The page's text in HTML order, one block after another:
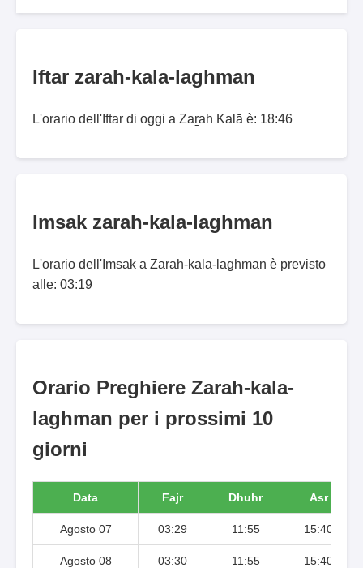
Iftar zarah-kala-laghman
L'orario dell'Iftar di oggi a Zaṟah Kalā è: 18:46
Imsak zarah-kala-laghman
L'orario dell'Imsak a Zarah-kala-laghman è previsto
alle: 03:19
Orario Preghiere Zarah-kala-
laghman per i prossimi 10
giorni
Data Fajr Dhuhr Asr
Agosto 07 03:29 11:55 15:40
Agosto 08 03:30 11:55 15:40